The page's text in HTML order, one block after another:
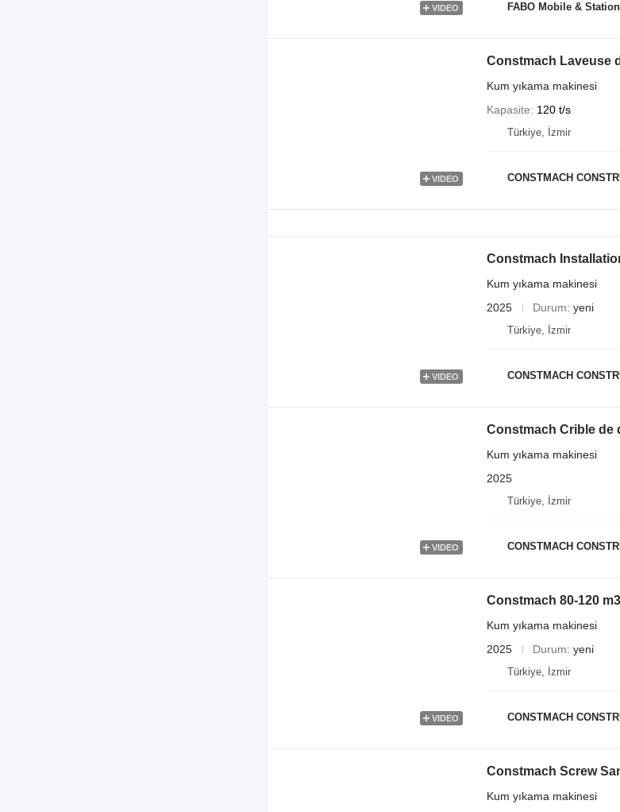
VIDEO FABO Mobile & Stationary
VIDEO
Constmach Laveuse
Kum yıkama makinesi
Kapasite
120 t/s
Türkiye, İzmir
CONSTMACH
VIDEO
Constmach
Kum yıkama makinesi
2025
Durum yeni
Türkiye, İzmir
CONSTMACH
VIDEO
Constmach Crible de
Kum yıkama makinesi
2025
Türkiye, İzmir
CONSTMACH
VIDEO
Constmach 80-120
Kum yıkama makinesi
2025
Durum yeni
Türkiye, İzmir
CONSTMACH
Constmach Screw
Kum yıkama makinesi